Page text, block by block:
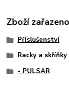
Zboží
Příslušenství
Racky a skříňky
- PULSAR